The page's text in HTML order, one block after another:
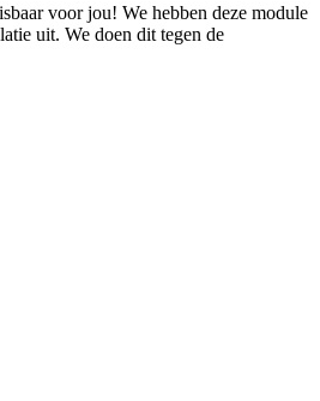
voor jou! We hebben deze module
uit. We doen dit tegen de